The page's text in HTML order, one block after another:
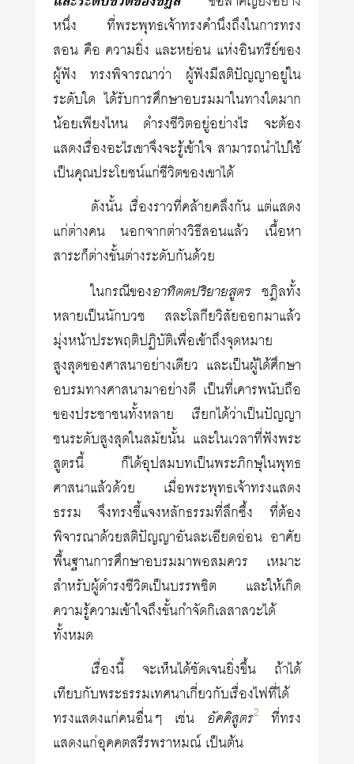
หนึ่ง ที่พระพุทธเจ้าทรงคำนึงถึงในการทรง
สอน คือ ความยิ่ง และหย่อน แห่งอินทรีย์ของ
ผู้ฟัง ทรงพิจารณาว่า ผู้ฟังมีสติปัญญาอยู่ใน
ระดับใด ได้รับการศึกษาอบรมมาในทางใดมาก
น้อยเพียงไหน ดำรงชีวิตอยู่อย่างไร จะต้อง
แสดงเรื่องอะไรเขาจึงจะรู้เข้าใจ สามารถนำไปใช้
เป็นคุณประโยชน์แก่ชีวิตของเขาได้
ดังนั้น เรื่องราวที่คล้ายคลึงกัน แต่แสดง
แก่ต่างคน นอกจากต่างวิธีสอนแล้ว เนื้อหา
สาระก็ต่างขั้นต่างระดับกันด้วย
ในกรณีของอาทิตตปริยายสูตรชฎิลทั้ง
หลายเป็นนักบวช สละโลกียวิสัยออกมาแล้ว
มุ่งหน้าประพฤติปฏิบัติเพื่อเข้าถึงจุดหมาย
สูงสุดของศาสนาอย่างเดียว และเป็นผู้ได้ศึกษา
อบรมทางศาสนามาอย่างดี เป็นที่เคารพนับถือ
ของประชาชนทั้งหลาย เรียกได้ว่าเป็นปัญญา
ชนระดับสูงสุดในสมัยนั้น และในเวลาที่ฟังพระ
สูตรนี้ ก็ได้อุปสมบทเป็นพระภิกษุในพุทธ
ศาสนาแล้วด้วย เมื่อพระพุทธเจ้าทรงแสดง
ธรรม จึงทรงชี้แจงหลักธรรมที่ลึกซึ้ง ที่ต้อง
พิจารณาด้วยสติปัญญาอันละเอียดอ่อน อาศัย
พื้นฐานการศึกษาอบรมมาพอสมควร เหมาะ
สำหรับผู้ดำรงชีวิตเป็นบรรพชิต และให้เกิด
ความรู้ความเข้าใจถึงขั้นกำจัดกิเลสาสวะได้
ทั้งหมด
เรื่องนี้ จะเห็นได้ชัดเจนยิ่งขึ้น ถ้าได้
เทียบกับพระธรรมเทศนาเกี่ยวกับเรื่องไฟที่ได้
ทรงแสดงแก่คนอื่นๆ เช่น อัคคิสูตร2
ที่ทรง
แสดงแก่อุคคตสรีรพราหมณ์ เป็นต้น